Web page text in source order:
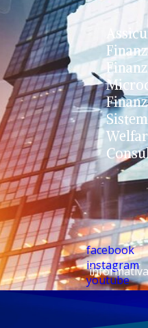
facebook
instagram
youtube